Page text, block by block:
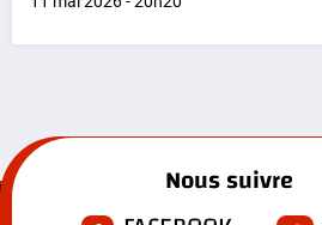
Nous suivre